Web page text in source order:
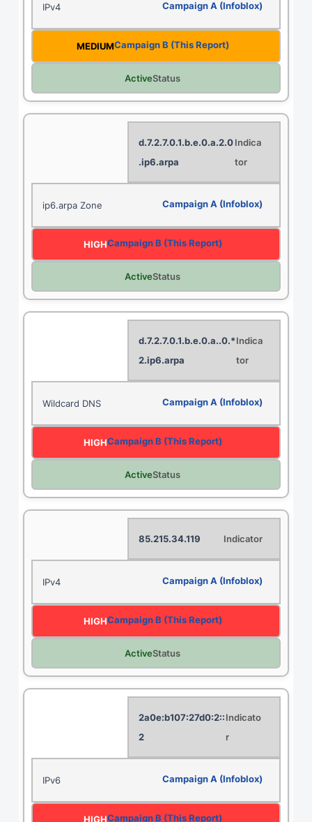
IPv4
MEDIUM
Active
0.d.7.2.7.0.1.b.e.0.a.2
.ip6.arpa
ip6.arpa Zone
HIGH
Active
*.0.d.7.2.7.0.1.b.e.0.a.
2.ip6.arpa
Wildcard DNS
HIGH
Active
85.215.34.119
IPv4
HIGH
Active
2a0e:b107:27d0:2::
2
IPv6
HIGH